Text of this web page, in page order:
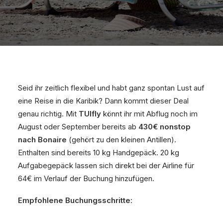
Seid ihr zeitlich flexibel und habt ganz spontan Lust auf
eine Reise in die Karibik? Dann kommt dieser Deal
genau richtig. Mit TUIfly könnt ihr mit Abflug noch im
August oder September bereits ab 430€ nonstop
nach Bonaire (gehört zu den kleinen Antillen).
Enthalten sind bereits 10 kg Handgepäck. 20 kg
Aufgabegepäck lassen sich direkt bei der Airline für
64€ im Verlauf der Buchung hinzufügen.
Empfohlene Buchungsschritte: